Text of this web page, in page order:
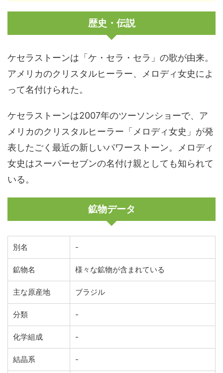
歴史・伝説
ケセラストーンは「ケ・セラ・セラ」の歌が由来。
アメリカのクリスタルヒーラー、メロディ女史によ
って名付けられた。
ケセラストーンは2007年のツーソンショーで、ア
メリカのクリスタルヒーラー「メロディ女史」が発
表したごく最近の新しいパワーストーン。メロディ
女史はスーパーセブンの名付け親としても知られて
いる。
鉱物データ
別名 -
鉱物名 様々な鉱物が含まれている
主な原産地 ブラジル
分類 -
化学組成 -
結晶系 -